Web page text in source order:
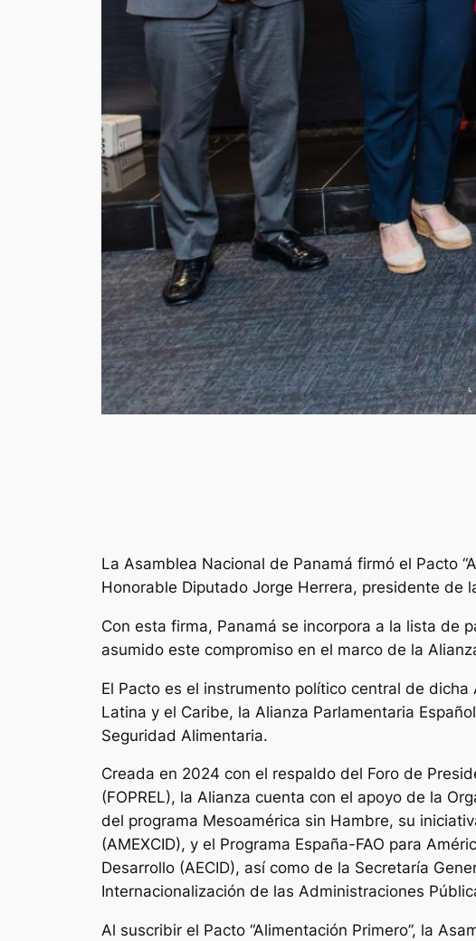
La Asamblea Nacional de Panamá firmó el Pacto
Honorable Diputado Jorge Herrera, presidente de
Con esta firma, Panamá se incorpora a la lista de
asumido este compromiso en el marco de la
El Pacto es el instrumento político central de
Latina y el Caribe, la Alianza Parlamentaria
Seguridad Alimentaria.
Creada en 2024 con el respaldo del Foro de
(FOPREL), la Alianza cuenta con el apoyo de la
del programa Mesoamérica sin Hambre, su
(AMEXCID), y el Programa España-FAO para
Desarrollo (AECID), así como de la Secretaría
Internacionalización de las Administraciones
Al suscribir el Pacto “Alimentación Primero”, la